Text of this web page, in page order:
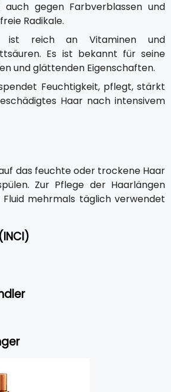
auch gegen Farbverblassen und
Radikale.
reich an Vitaminen und
Es ist bekannt für seine
und glättenden Eigenschaften.
Feuchtigkeit, pflegt, stärkt
Haar nach intensivem
das feuchte oder trockene Haar
Zur Pflege der Haarlängen
mehrmals täglich verwendet